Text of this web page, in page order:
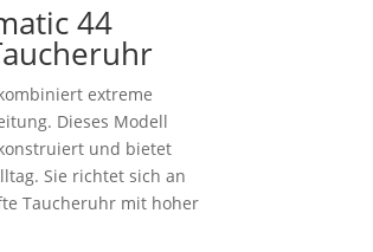
44
extreme
Dieses Modell
und bietet
Sie richtet sich an
Taucheruhr mit hoher